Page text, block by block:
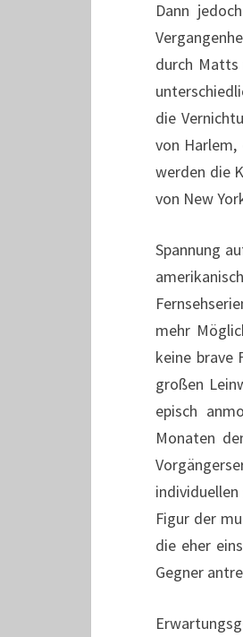
Dann
durch Matts
die
von
werden die
von New
Spannung
mehr
keine brave
großen
episch
Monaten
Figur der
die eher
Gegner